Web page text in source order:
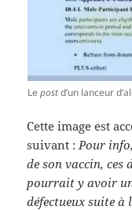
Le postd’un lanceur
Cette image est
suivant : Pour
de son vaccin, ces
pourrait y avoir un
défectueux suite à